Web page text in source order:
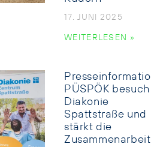
17. JUNI 2025
WEITERLESEN »
Presseinformation:
PÜSPÖK besucht
Diakonie
Spattstraße und
stärkt die
Zusammenarbeit